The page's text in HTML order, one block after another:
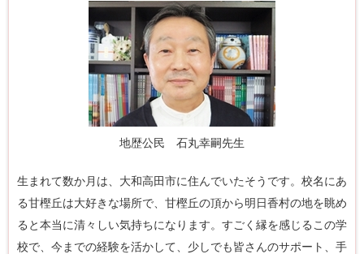
地歴公民 石丸幸嗣先生
生まれて数か月は、大和高田市に住んでいたそうです。校名にあ
る甘樫丘は大好きな場所で、甘樫丘の頂から明日香村の地を眺め
ると本当に清々しい気持ちになります。すごく縁を感じるこの学
校で、今までの経験を活かして、少しでも皆さんのサポート、手